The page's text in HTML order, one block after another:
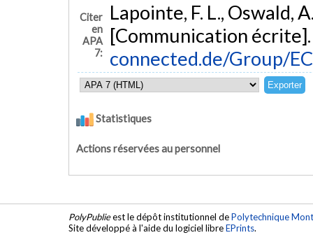
Citer
en
APA
7:
Lapointe, F. L., Oswald,
[Communication
connected.de/Group/
Statistiques
Actions réservées au personnel
PolyPublieest le dépôt institutionnel dePolytechnique
Site développé à l'aide du logiciel libreEPrints.